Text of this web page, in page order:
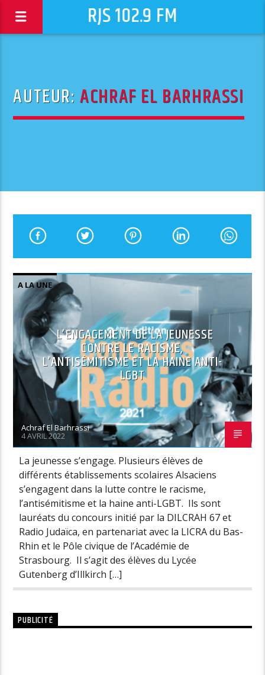
RJS 102.9 FM
AUTEUR:ACHRAF EL BARHRASSI
A LA UNE
L’ENGAGEMENT DE LA JEUNESSE
CONTRE LE RACISME,
L’ANTISÉMITISME ET LA HAINE ANTI-
LGBT
Achraf El Barhrassi
4 AVRIL 2022
La jeunesse s’engage. Plusieurs élèves de
différents établissements scolaires Alsaciens
s’engagent dans la lutte contre le racisme,
l’antisémitisme et la haine anti-LGBT. Ils sont
lauréats du concours initié par la DILCRAH 67 et
Radio Judaïca, en partenariat avec la LICRA du Bas-
Rhin et le Pôle civique de l’Académie de
Strasbourg. Il s’agit des élèves du Lycée
Gutenberg d’Illkirch […]
PUBLICITÉ